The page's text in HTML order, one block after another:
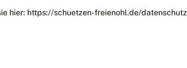
hier: https://schuetzen-freienohl.de/datenschutz